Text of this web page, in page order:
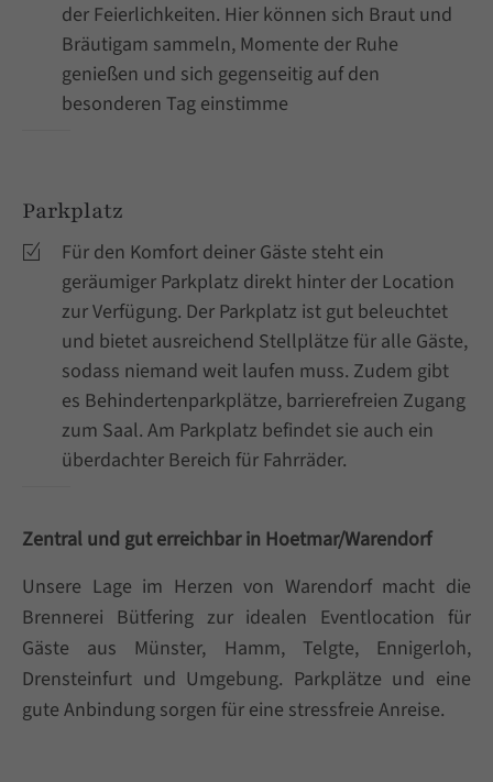
der Feierlichkeiten. Hier können sich Braut und
Bräutigam sammeln, Momente der Ruhe
genießen und sich gegenseitig auf den
besonderen Tag einstimme
Parkplatz
Für den Komfort deiner Gäste steht ein
geräumiger Parkplatz direkt hinter der Location
zur Verfügung. Der Parkplatz ist gut beleuchtet
und bietet ausreichend Stellplätze für alle Gäste,
sodass niemand weit laufen muss. Zudem gibt
es Behindertenparkplätze, barrierefreien Zugang
zum Saal. Am Parkplatz befindet sie auch ein
überdachter Bereich für Fahrräder.
Zentral und gut erreichbar in Hoetmar/Warendorf
Unsere Lage im Herzen von Warendorf macht die
Brennerei Bütfering zur idealen Eventlocation für
Gäste aus Münster, Hamm, Telgte, Ennigerloh,
Drensteinfurt und Umgebung. Parkplätze und eine
gute Anbindung sorgen für eine stressfreie Anreise.